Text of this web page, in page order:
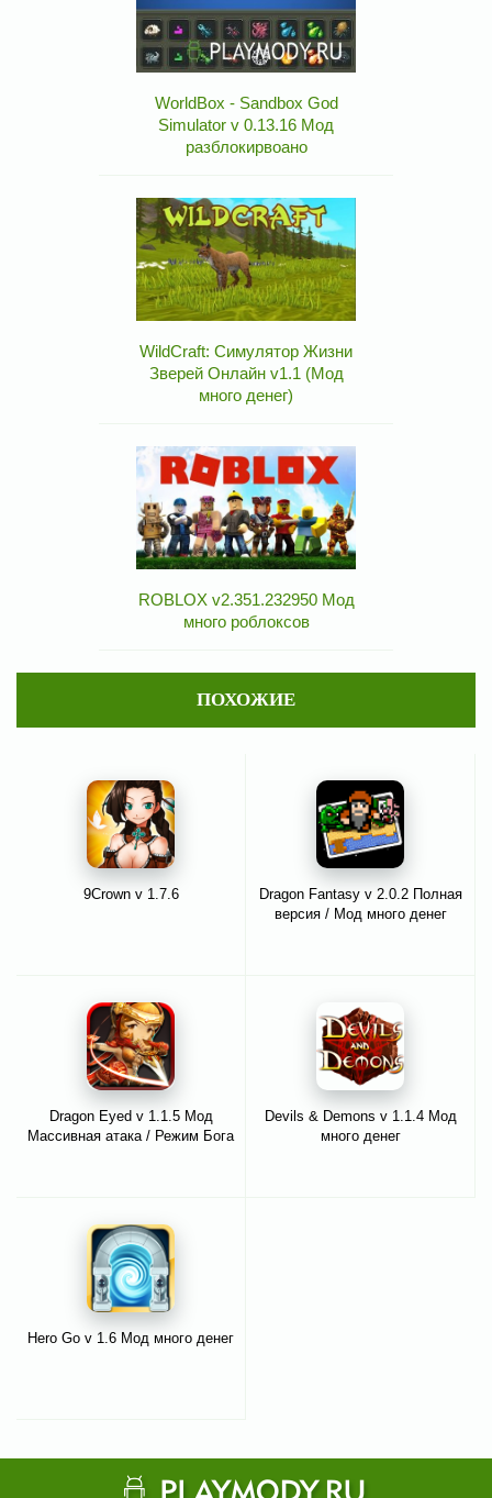
WorldBox - Sandbox God
Simulator v 0.13.16 Мод
разблокирвоано
WildCraft: Симулятор Жизни
Зверей Онлайн v1.1 (Мод
много денег)
ROBLOX v2.351.232950 Мод
много роблоксов
ПОХОЖИЕ
9Crown v 1.7.6
Dragon Fantasy v 2.0.2 Полная
версия / Мод много денег
Dragon Eyed v 1.1.5 Мод
Массивная атака / Режим Бога
Devils & Demons v 1.1.4 Мод
много денег
Hero Go v 1.6 Мод много денег